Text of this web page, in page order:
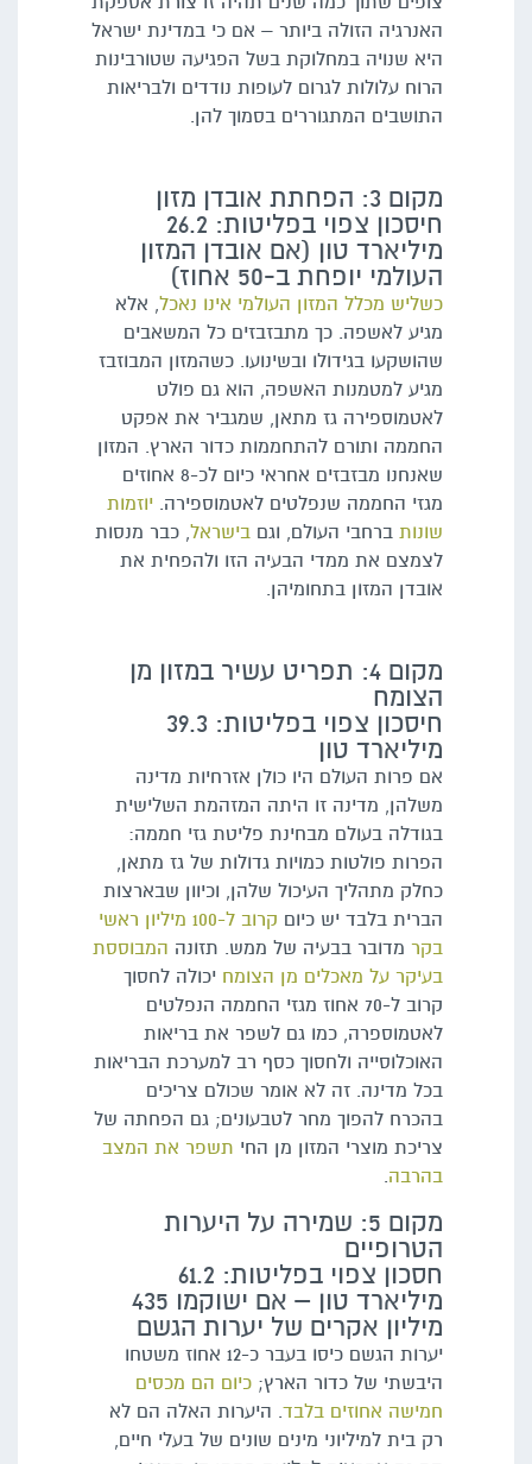
האנרגיה הזולה ביותר – אם כי במדינת ישראל
היא שנויה במחלוקת בשל הפגיעה שטורבינות
הרוח עלולות לגרום לעופות נודדים ולבריאות
התושבים המתגוררים בסמוך להן.
מקום 3: הפחתת אובדן מזון
חיסכון צפוי בפליטות: 26.2
מיליארד טון (אם אובדן המזון
העולמי יופחת ב-50 אחוז)
כשליש מכלל המזון העולמי אינו נאכל, אלא
מגיע לאשפה. כך מתבזבזים כל המשאבים
שהושקעו בגידולו ובשינועו. כשהמזון המבוזבז
מגיע למטמנות האשפה, הוא גם פולט
לאטמוספירה גז מתאן, שמגביר את אפקט
החממה ותורם להתחממות כדור הארץ. המזון
שאנחנו מבזבזים אחראי כיום לכ-8 אחוזים
מגזי החממה שנפלטים לאטמוספירה. יוזמות
שונות ברחבי העולם, וגם בישראל, כבר מנסות
לצמצם את ממדי הבעיה הזו ולהפחית את
אובדן המזון בתחומיהן.
מקום 4: תפריט עשיר במזון מן
הצומח
חיסכון צפוי בפליטות: 39.3
מיליארד טון
אם פרות העולם היו כולן אזרחיות מדינה
משלהן, מדינה זו היתה המזהמת השלישית
בגודלה בעולם מבחינת פליטת גזי חממה:
הפרות פולטות כמויות גדולות של גז מתאן,
כחלק מתהליך העיכול שלהן, וכיוון שבארצות
הברית בלבד יש כיום
קרוב ל-100 מיליון ראשי
בקר מדובר בבעיה של ממש. תזונה המבוססת
בעיקר על מאכלים מן הצומח יכולה לחסוך
קרוב ל-70 אחוז מגזי החממה הנפלטים
לאטמוספרה, כמו גם לשפר את בריאות
האוכלוסייה ולחסוך כסף רב למערכת הבריאות
בכל מדינה. זה לא אומר שכולם צריכים
בהכרח להפוך מחר לטבעונים; גם הפחתה של
צריכת מוצרי המזון מן החי תשפר את המצב
בהרבה.
מקום 5: שמירה על היערות
הטרופיים
חסכון צפוי בפליטות: 61.2
מיליארד טון – אם ישוקמו 435
מיליון אקרים של יערות הגשם
יערות הגשם כיסו בעבר כ-12 אחוז משטחו
היבשתי של כדור הארץ; כיום הם מכסים
חמישה אחוזים בלבד. היערות האלה הם לא
רק בית למיליוני מינים שונים של בעלי חיים,